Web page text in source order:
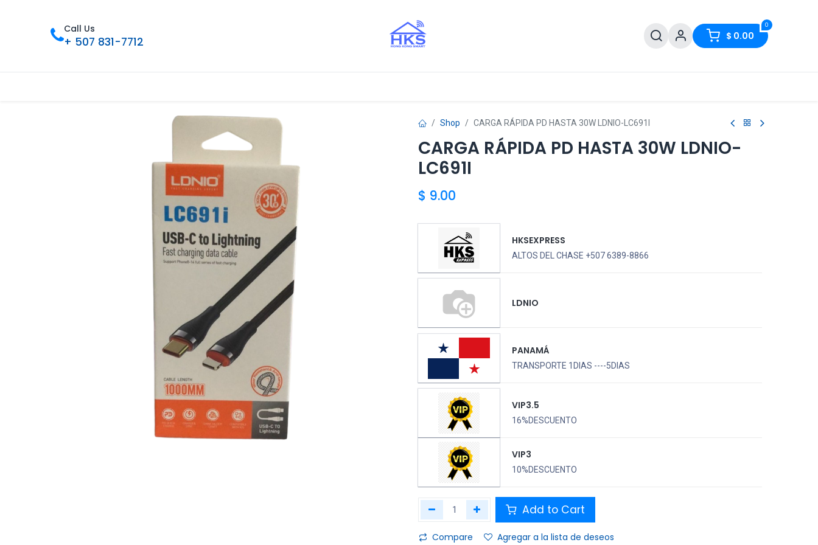
Call Us
+ 507 831-7712
0
$ 0.00
Shop CARGA RÁPIDA PD HASTA 30W LDNIO-LC691I
CARGA RÁPIDA PD HASTA 30W LDNIO-
LC691I
$ 9.00
HKSEXPRESS
ALTOS DEL CHASE +507 6389-8866
LDNIO
PANAMÁ
TRANSPORTE 1DIAS ----5DIAS
VIP3.5
16%DESCUENTO
VIP3
10%DESCUENTO
Add to Cart
Compare Agregar a la lista de deseos